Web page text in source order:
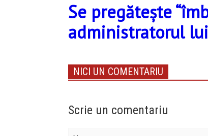
Se pregătește
administratorul
NICI UN COMENTARIU
Scrie un comentariu